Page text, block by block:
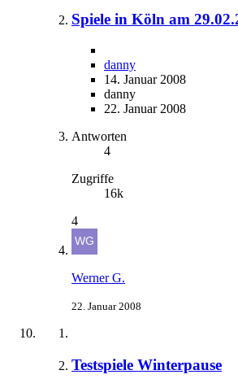
Spiele in Köln am
danny
14. Januar 2008
danny
22. Januar 2008
Antworten
4
Zugriffe
16k
4
Werner G.
22. Januar 2008
Testspiele Winterpause